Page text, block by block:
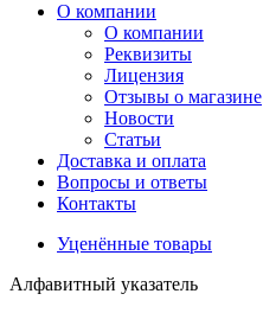
О компании
О компании
Реквизиты
Лицензия
Отзывы о магазине
Новости
Статьи
Доставка и оплата
Вопросы и ответы
Контакты
Уценённые товары
Алфавитный указатель